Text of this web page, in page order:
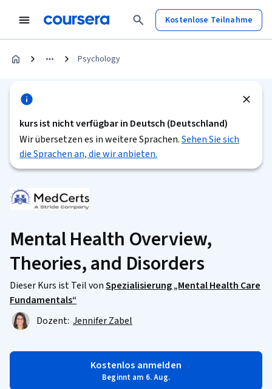
Kostenlose Teilnahme
Psychology
kurs ist nicht verfügbar in Deutsch (Deutschland)
Wir übersetzen es in weitere Sprachen.Sehen Sie sich
die Sprachen an, die wir anbieten.
Mental Health Overview,
Theories, and Disorders
Dieser Kurs ist Teil vonSpezialisierung „Mental Health Care
Fundamentals“
Dozent: Jennifer Zabel
Kostenlos anmelden
Beginnt am 6. Aug.